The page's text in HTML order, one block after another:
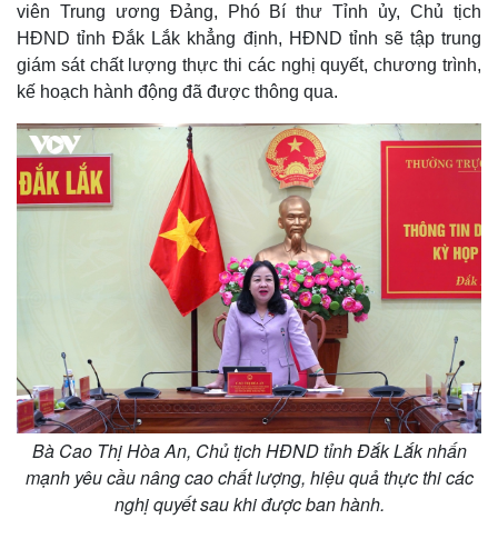
viên Trung ương Đảng, Phó Bí thư Tỉnh ủy, Chủ tịch
HĐND tỉnh Đắk Lắk khẳng định, HĐND tỉnh sẽ tập trung
giám sát chất lượng thực thi các nghị quyết, chương trình,
kế hoạch hành động đã được thông qua.
Bà Cao Thị Hòa An, Chủ tịch HĐND tỉnh Đắk Lắk nhấn
mạnh yêu cầu nâng cao chất lượng, hiệu quả thực thi các
nghị quyết sau khi được ban hành.